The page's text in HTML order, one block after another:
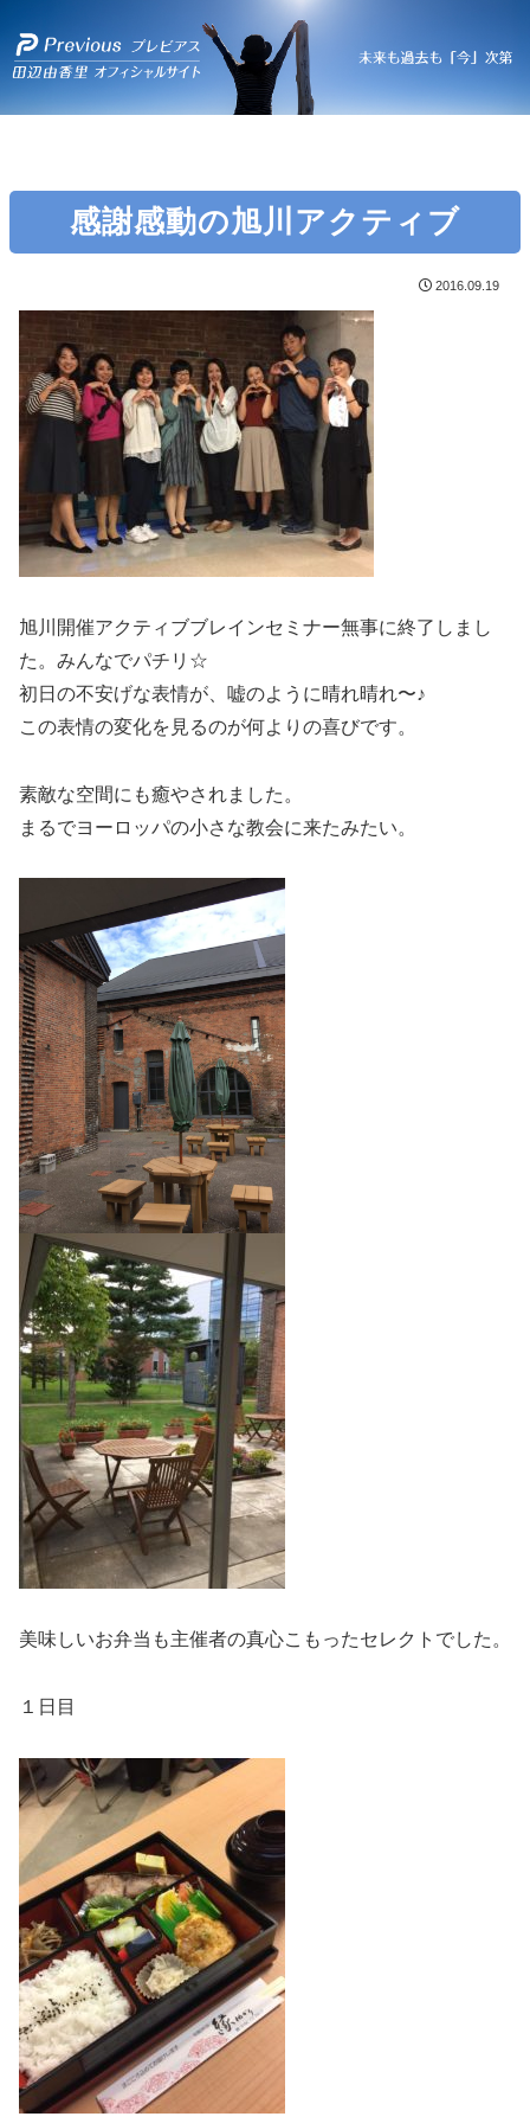
感謝感動の旭川アクティブ
2016.09.19
旭川開催アクティブブレインセミナー無事に終了しまし
た。みんなでパチリ☆
初日の不安げな表情が、嘘のように晴れ晴れ〜♪
この表情の変化を見るのが何よりの喜びです。
素敵な空間にも癒やされました。
まるでヨーロッパの小さな教会に来たみたい。
美味しいお弁当も主催者の真心こもったセレクトでした。
１日目